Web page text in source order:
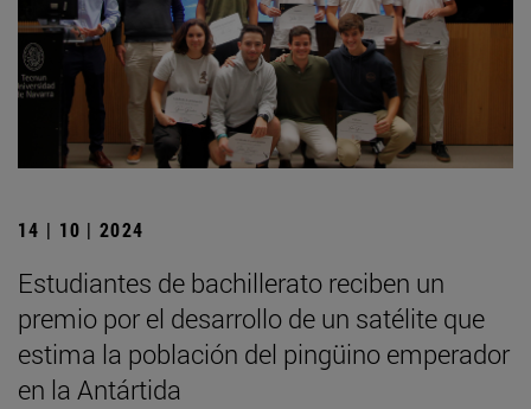
14 | 10 | 2024
Estudiantes de bachillerato reciben un
premio por el desarrollo de un satélite que
estima la población del pingüino emperador
en la Antártida